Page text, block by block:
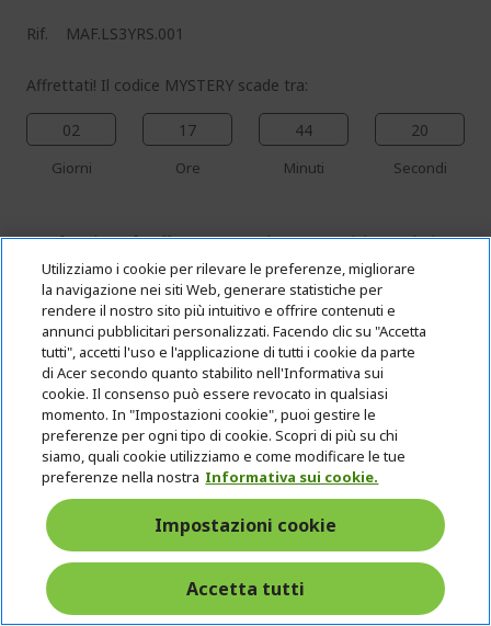
Rif. MAF.LS3YRS.001
Affrettati! Il codice MYSTERY scade tra:
02
Giorni
17
Ore
44
Minuti
19
Secondi
McAfee LiveSafe offre una protezione essenziale per dati
personali, dispositivi e privacy online. Questa soluzione di
sicurezza completa include: il premiato software antivirus
potenziato da IA avanzata McAfee™, il rilevamento delle
minacce in tempo reale, il rilevatore di frodi via SMS, la VPN
sicura, il monitoraggio dell'identità, la navigazione sicura e il
gestore delle password. Con McAfee LiveSafe puoi avere la
certezza del fatto che i tuoi dispositivi e dati saranno al
sicuro dalle più recenti minacce online.
Il premiato software antivirus di McAfee è leader nella
protezione dei PC. Aggiornato continuamente con le ultime
definizioni di sicurezza, garantisce la protezione del tuo
dispositivo dalle minacce in continua evoluzione del
panorama digitale. Avrai la tranquillità di sapere che il tuo
dispositivo è protetto da malware, ransomware e tentativi di
phishing.
Nel mondo interconnesso di oggi, salvaguardare la propria
identità è fondamentale. McAfee LiveSafe offre il
Utilizziamo i cookie per rilevare le preferenze, migliorare
la navigazione nei siti Web, generare statistiche per
rendere il nostro sito più intuitivo e offrire contenuti e
annunci pubblicitari personalizzati. Facendo clic su "Accetta
tutti", accetti l'uso e l'applicazione di tutti i cookie da parte
di Acer secondo quanto stabilito nell'Informativa sui
cookie. Il consenso può essere revocato in qualsiasi
momento. In "Impostazioni cookie", puoi gestire le
preferenze per ogni tipo di cookie. Scopri di più su chi
siamo, quali cookie utilizziamo e come modificare le tue
preferenze nella nostra Informativa sui cookie.
Impostazioni cookie
Accetta tutti